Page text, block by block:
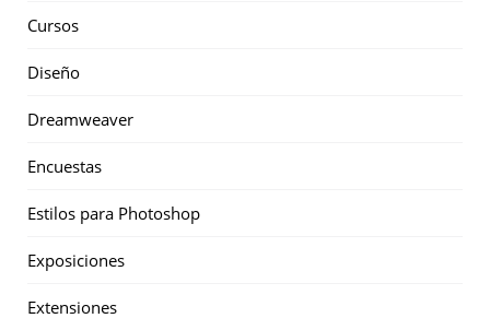
Cursos
Diseño
Dreamweaver
Encuestas
Estilos para Photoshop
Exposiciones
Extensiones